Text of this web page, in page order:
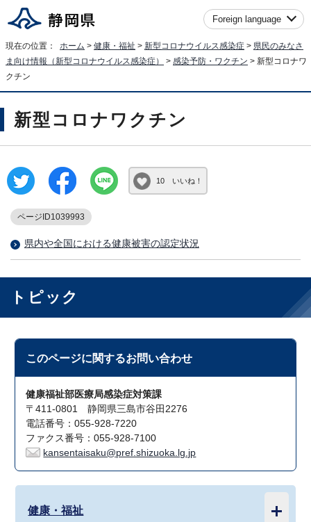
Foreign language
現在の位置： ホーム > 健康・福祉 > 新型コロナウイルス感染症 > 県民のみなさ
ま向け情報（新型コロナウイルス感染症）
> 感染予防・ワクチン > 新型コロナワ
クチン
新型コロナワクチン
10 いいね！
ページID1039993
県内や全国における健康被害の認定状況
トピック
このページに関するお問い合わせ
健康福祉部医療局感染症対策課
〒411-0801 静岡県三島市谷田2276
電話番号：055-928-7220
ファクス番号：055-928-7100
kansentaisaku@pref.shizuoka.lg.jp
健康・福祉